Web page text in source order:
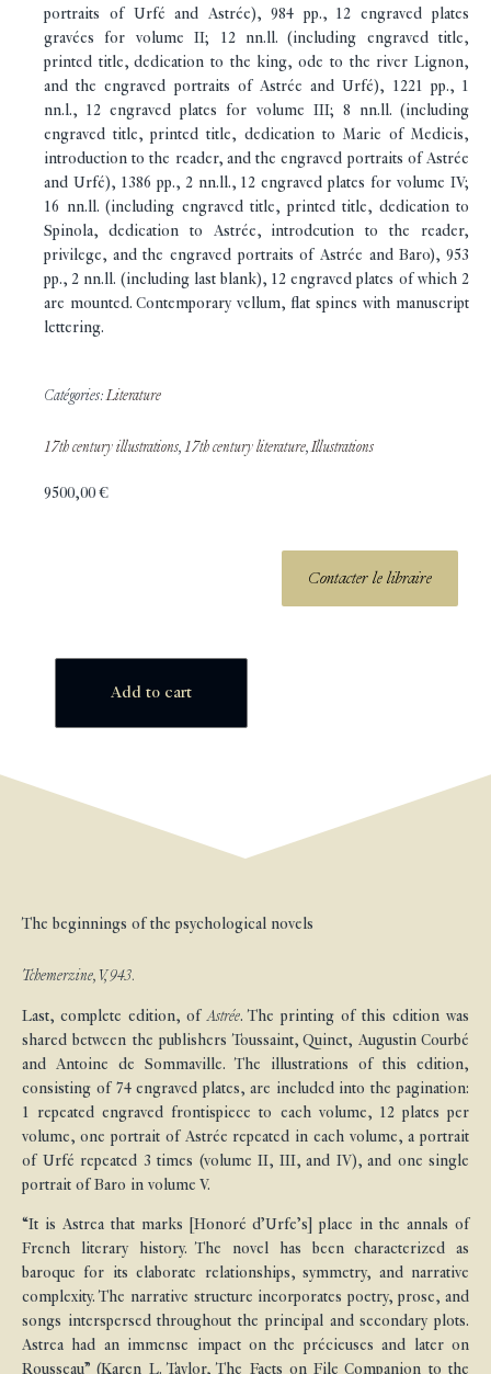
portraits of Urfé and Astrée), 984 pp., 12 engraved plates
gravées for volume II; 12 nn.ll. (including engraved title,
printed title, dedication to the king, ode to the river Lignon,
and the engraved portraits of Astrée and Urfé), 1221 pp., 1
nn.l., 12 engraved plates for volume III; 8 nn.ll. (including
engraved title, printed title, dedication to Marie of Medicis,
introduction to the reader, and the engraved portraits of Astrée
and Urfé), 1386 pp., 2 nn.ll., 12 engraved plates for volume IV;
16 nn.ll. (including engraved title, printed title, dedication to
Spinola, dedication to Astrée, introdcution to the reader,
privilege, and the engraved portraits of Astrée and Baro), 953
pp., 2 nn.ll. (including last blank), 12 engraved plates of which 2
are mounted. Contemporary vellum, flat spines with manuscript
lettering.
Catégories: Literature
17th century illustrations, 17th century literature, Illustrations
9500,00€
Contacter le libraire
Add to cart
The beginnings of the psychological novels
Tchemerzine, V, 943.
Last, complete edition, of Astrée. The printing of this edition was
shared between the publishers Toussaint, Quinet, Augustin Courbé
and Antoine de Sommaville. The illustrations of this edition,
consisting of 74 engraved plates, are included into the pagination:
1 repeated engraved frontispiece to each volume, 12 plates per
volume, one portrait of Astrée repeated in each volume, a portrait
of Urfé repeated 3 times (volume II, III, and IV), and one single
portrait of Baro in volume V.
“It is Astrea that marks [Honoré d’Urfe’s] place in the annals of
French literary history. The novel has been characterized as
baroque for its elaborate relationships, symmetry, and narrative
complexity. The narrative structure incorporates poetry, prose, and
songs interspersed throughout the principal and secondary plots.
Astrea had an immense impact on the précieuses and later on
Rousseau” (Karen L. Taylor, The Facts on File Companion to the